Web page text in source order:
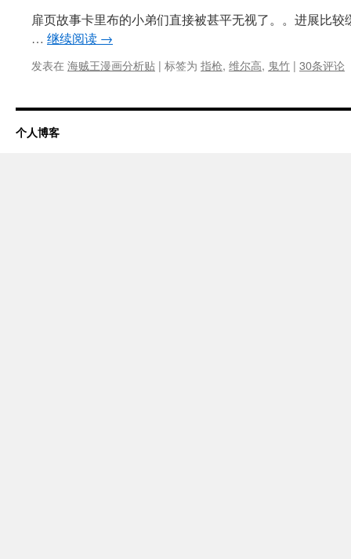
扉页故事卡里布的小弟们直接被甚平无视了。。进展比
… 继续阅读 →
发表在 海贼王漫画分析贴 | 标签为 指枪, 维尔高, 鬼竹 | 30条评论
个人博客